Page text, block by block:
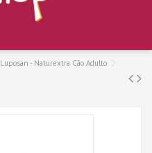
Luposan - Naturextra Cão Adulto